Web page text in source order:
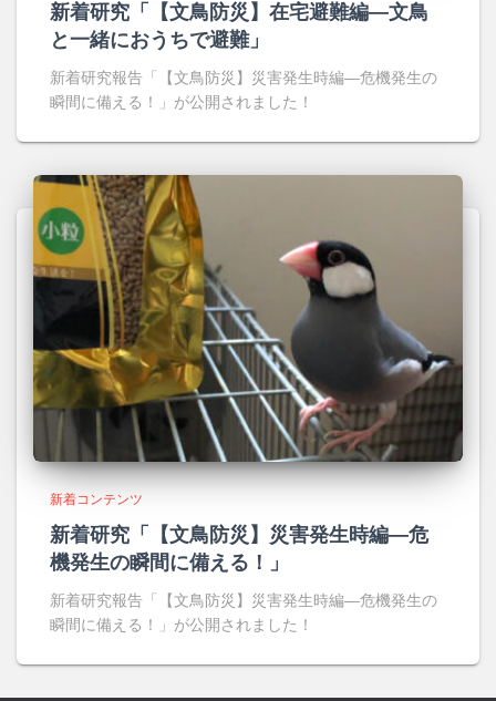
新着研究「【文鳥防災】在宅避難編―文鳥
と一緒におうちで避難」
新着研究報告「【文鳥防災】災害発生時編―危機発生の
瞬間に備える！」が公開されました！
新着コンテンツ
新着研究「【文鳥防災】災害発生時編―危
機発生の瞬間に備える！」
新着研究報告「【文鳥防災】災害発生時編―危機発生の
瞬間に備える！」が公開されました！